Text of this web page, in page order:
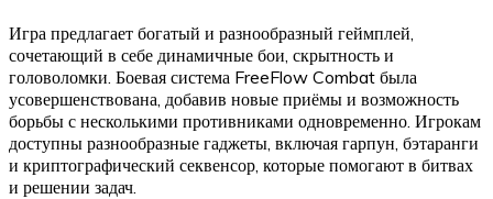
Игра предлагает богатый и разнообразный геймплей,
сочетающий в себе динамичные бои, скрытность и
головоломки. Боевая система FreeFlow Combat была
усовершенствована, добавив новые приёмы и возможность
борьбы с несколькими противниками одновременно. Игрокам
доступны разнообразные гаджеты, включая гарпун, бэтаранги
и криптографический секвенсор, которые помогают в битвах
и решении задач.